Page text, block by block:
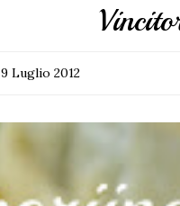
9 Luglio 2012